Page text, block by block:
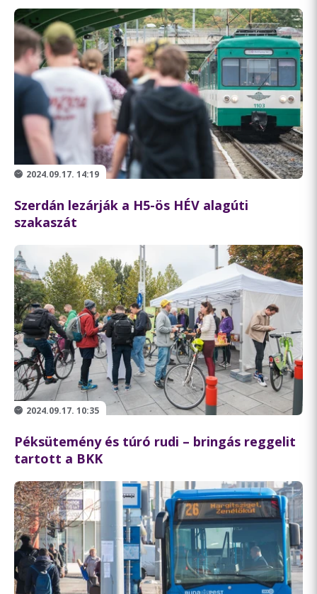
2024.09.17. 14:19
Szerdán lezárják a H5-ös HÉV alagúti
szakaszát
2024.09.17. 10:35
Péksütemény és túró rudi – bringás reggelit
tartott a BKK